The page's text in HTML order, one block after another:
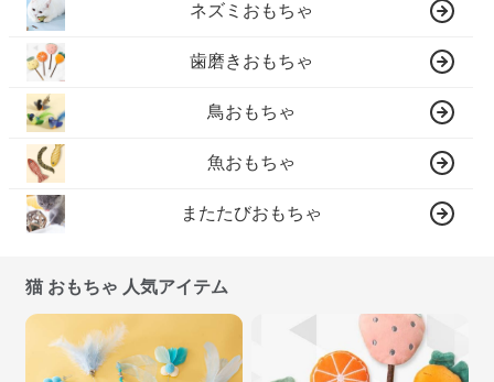
ネズミおもちゃ
歯磨きおもちゃ
鳥おもちゃ
魚おもちゃ
またたびおもちゃ
猫 おもちゃ 人気アイテム